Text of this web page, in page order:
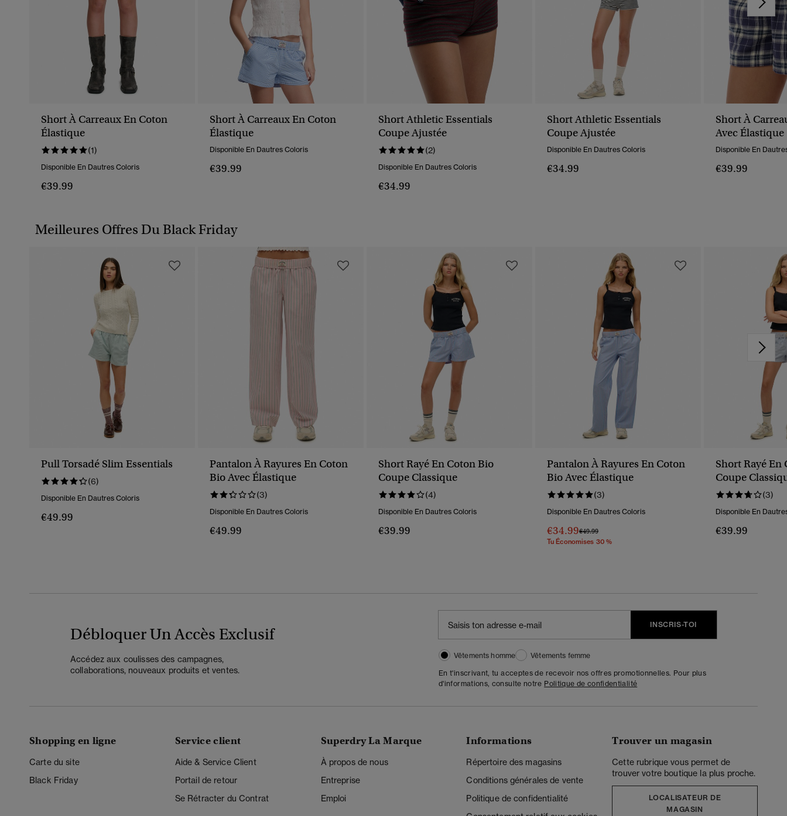
Short À Carreaux En Coton
Élastique
(1)
Disponible En Dautres Coloris
€39.99
Short À Carreaux En Coton
Élastique
Disponible En Dautres Coloris
€39.99
Short Athletic Essentials
Coupe Ajustée
(2)
Disponible En Dautres Coloris
€34.99
Short Athletic Essentials
Coupe Ajustée
Disponible En Dautres Coloris
€34.99
Short À
Avec Élastique
Disponible En
€39.99
Meilleures Offres Du Black Friday
Pull Torsadé Slim Essentials
(6)
Disponible En Dautres Coloris
€49.99
Pantalon À Rayures En Coton
Bio Avec Élastique
(3)
Disponible En Dautres Coloris
€49.99
Short Rayé En Coton Bio
Coupe Classique
(4)
Disponible En Dautres Coloris
€39.99
Pantalon À Rayures En Coton
Bio Avec Élastique
(3)
Disponible En Dautres Coloris
€34.99Prix Réduit De
€49.99À
Tu Économises 30 %
Short Rayé En
Coupe
(3)
Disponible En
€39.99
Débloquer Un Accès Exclusif
Accédez aux coulisses des campagnes,
collaborations, nouveaux produits et ventes.
INSCRIS-TOI
Vêtements homme
Vêtements femme
En t'inscrivant, tu acceptes de recevoir nos offres promotionnelles. Pour plus
d'informations, consulte notre Politique de confidentialité
Shopping en ligne
Carte du site
Black Friday
Service client
Aide & Service Client
Portail de retour
Se Rétracter du Contrat
Superdry La Marque
À propos de nous
Entreprise
Emploi
Informations
Répertoire des magasins
Conditions générales de vente
Politique de confidentialité
Trouver un magasin
Cette rubrique vous permet de
trouver votre boutique la plus proche.
LOCALISATEUR DE
MAGASIN